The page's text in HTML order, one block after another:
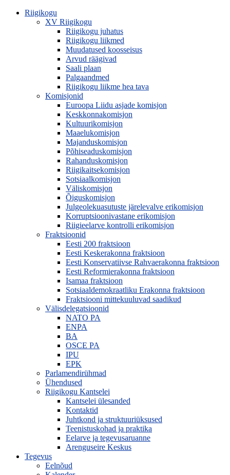
Riigikogu
XV Riigikogu
Riigikogu juhatus
Riigikogu liikmed
Muudatused koosseisus
Arvud räägivad
Saali plaan
Palgaandmed
Riigikogu liikme hea tava
Komisjonid
Euroopa Liidu asjade komisjon
Keskkonnakomisjon
Kultuurikomisjon
Maaelukomisjon
Majanduskomisjon
Põhiseaduskomisjon
Rahanduskomisjon
Riigikaitsekomisjon
Sotsiaalkomisjon
Väliskomisjon
Õiguskomisjon
Julgeolekuasutuste järelevalve erikomisjon
Korruptsioonivastane erikomisjon
Riigieelarve kontrolli erikomisjon
Fraktsioonid
Eesti 200 fraktsioon
Eesti Keskerakonna fraktsioon
Eesti Konservatiivse Rahvaerakonna fraktsioon
Eesti Reformierakonna fraktsioon
Isamaa fraktsioon
Sotsiaaldemokraatliku Erakonna fraktsioon
Fraktsiooni mittekuuluvad saadikud
Välisdelegatsioonid
NATO PA
ENPA
BA
OSCE PA
IPU
EPK
Parlamendirühmad
Ühendused
Riigikogu Kantselei
Kantselei ülesanded
Kontaktid
Juhtkond ja struktuuriüksused
Teenistuskohad ja praktika
Eelarve ja tegevusaruanne
Arenguseire Keskus
Tegevus
Eelnõud